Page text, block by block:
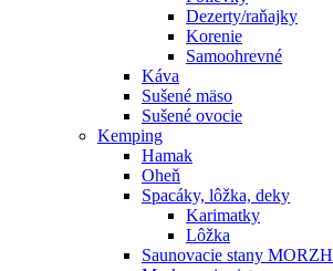
Dezerty/raňajky
Korenie
Samoohrevné
Káva
Sušené mäso
Sušené ovocie
Kemping
Hamak
Oheň
Spacáky, lôžka, deky
Karimatky
Lôžka
Saunovacie stany MORZH